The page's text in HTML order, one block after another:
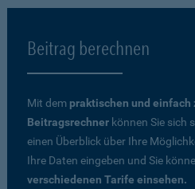
Beitrag berechnen
Mit dem praktischen und einfach
Beitragsrechner können Sie sich
einen Überblick über Ihre
Ihre Daten eingeben und Sie
verschiedenen Tarife einsehen.